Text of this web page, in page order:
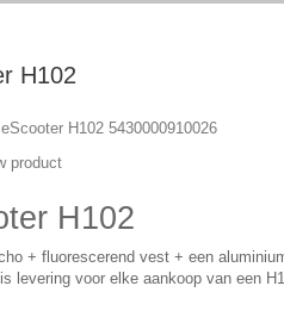
H102
eScooter H102 5430000910026
product
H102
+ fluorescerend vest + een
levering voor elke aankoop van een